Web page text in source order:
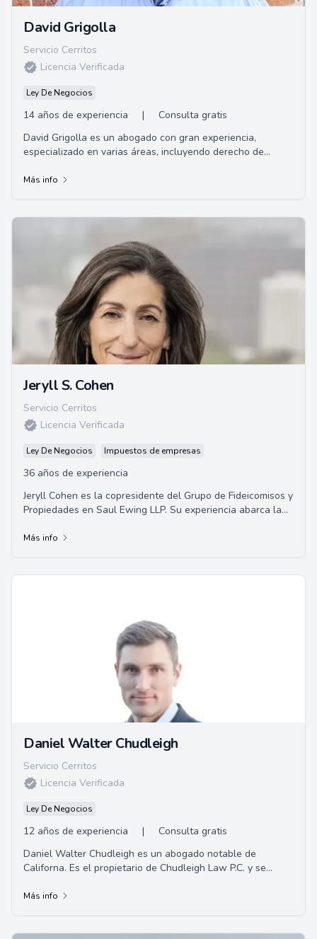
David Grigolla
Servicio Cerritos
Licencia Verificada
Ley De Negocios
14 años de experiencia |
Consulta gratis
David Grigolla es un abogado con gran experiencia,
especializado en varias áreas, incluyendo derecho de
Más info
Jeryll S. Cohen
Servicio Cerritos
Licencia Verificada
Ley De Negocios Impuestos de empresas
36 años de experiencia
Jeryll Cohen es la copresidente del Grupo de Fideicomisos y
Propiedades en Saul Ewing LLP. Su experiencia abarca la
Más info
Daniel Walter Chudleigh
Servicio Cerritos
Licencia Verificada
Ley De Negocios
12 años de experiencia |
Consulta gratis
Daniel Walter Chudleigh es un abogado notable de
Californa. Es el propietario de Chudleigh Law P.C. y se
Más info